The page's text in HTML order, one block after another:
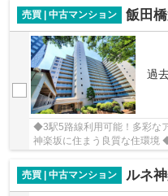
売買 | 中古マンション 飯田
過
◆3駅5路線利用可能！多彩な
神楽坂に住まう良質な住環境
好！バルコニーからの眺望も
売買 | 中古マンション
ルネ